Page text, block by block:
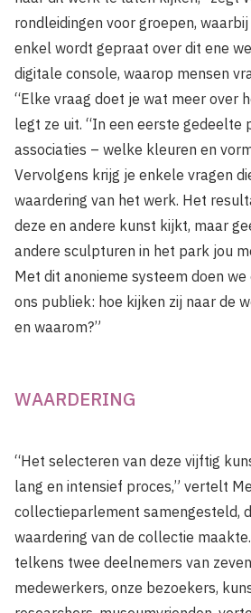
rondleidingen voor groepen,
enkel wordt gepraat over dit ene
digitale console, waarop mensen
“Elke vraag doet je wat meer over
legt ze uit. “In een eerste gedeelte
associaties – welke kleuren en
Vervolgens krijg je enkele vragen
waardering van het werk. Het
deze en andere kunst kijkt, maar
andere sculpturen in het park jou
Met dit anonieme systeem doen
ons publiek: hoe kijken zij naar de
en waarom?”
WAARDERING
“Het selecteren van deze vijftig
lang en intensief proces,” vertelt
collectieparlement samengesteld,
waardering van de collectie
telkens twee deelnemers van
medewerkers, onze bezoekers,